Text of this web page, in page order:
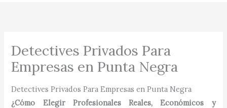
Detectives Privados Para
Empresas en Punta Negra
Detectives Privados Para Empresas en Punta Negra
¿Cómo Elegir Profesionales Reales, Económicos y